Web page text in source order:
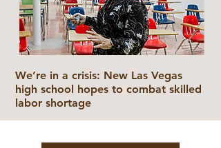
We’re in a crisis: New Las Vegas
high school hopes to combat skilled
labor shortage